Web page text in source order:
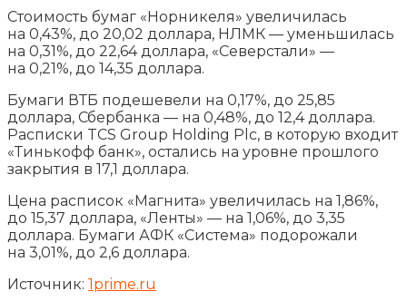
Стоимость бумаг «Норникеля» увеличилась
на 0,43%, до 20,02 доллара, НЛМК — уменьшилась
на 0,31%, до 22,64 доллара, «Северстали» —
на 0,21%, до 14,35 доллара.
Бумаги ВТБ подешевели на 0,17%, до 25,85
доллара, Сбербанка — на 0,48%, до 12,4 доллара.
Расписки TCS Group Holding Plc, в которую входит
«Тинькофф банк», остались на уровне прошлого
закрытия в 17,1 доллара.
Цена расписок «Магнита» увеличилась на 1,86%,
до 15,37 доллара, «Ленты» — на 1,06%, до 3,35
доллара. Бумаги АФК «Система» подорожали
на 3,01%, до 2,6 доллара.
Источник: 1prime.ru